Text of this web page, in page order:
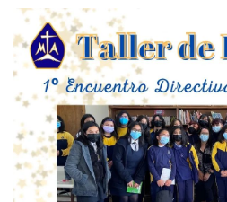
Colegio
Área Académica
Formación y convivencia
Convivencia Escolar